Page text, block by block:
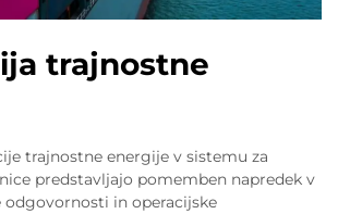
trajnostne
trajnostne energije v sistemu za
predstavljajo pomemben napredek v
in operacijske